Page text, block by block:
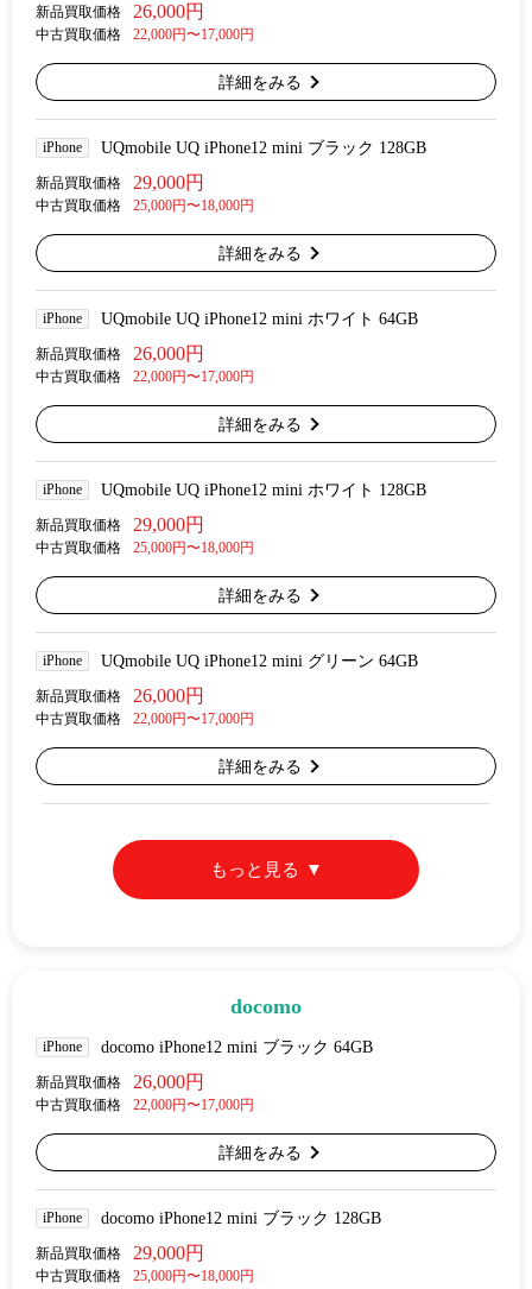
新品買取価格 26,000円
中古買取価格 22,000円〜17,000円
詳細をみる
iPhone UQmobile UQ iPhone12 mini ブラック 128GB
新品買取価格 29,000円
中古買取価格 25,000円〜18,000円
詳細をみる
iPhone UQmobile UQ iPhone12 mini ホワイト 64GB
新品買取価格 26,000円
中古買取価格 22,000円〜17,000円
詳細をみる
iPhone UQmobile UQ iPhone12 mini ホワイト 128GB
新品買取価格 29,000円
中古買取価格 25,000円〜18,000円
詳細をみる
iPhone UQmobile UQ iPhone12 mini グリーン 64GB
新品買取価格 26,000円
中古買取価格 22,000円〜17,000円
詳細をみる
もっと見る
docomo
iPhone docomo iPhone12 mini ブラック 64GB
新品買取価格 26,000円
中古買取価格 22,000円〜17,000円
詳細をみる
iPhone docomo iPhone12 mini ブラック 128GB
新品買取価格 29,000円
中古買取価格 25,000円〜18,000円